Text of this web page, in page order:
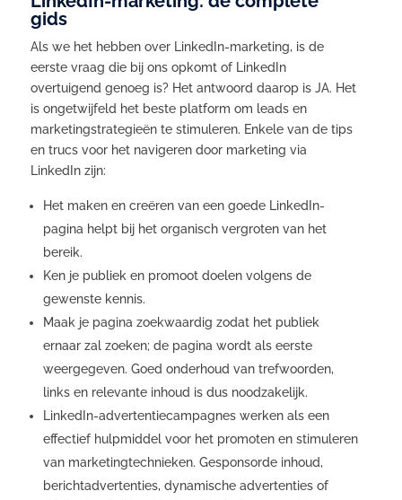
gids
Als we het hebben over LinkedIn-marketing, is de
eerste vraag die bij ons opkomt of LinkedIn
overtuigend genoeg is? Het antwoord daarop is JA. Het
is ongetwijfeld het beste platform om leads en
marketingstrategieën te stimuleren. Enkele van de tips
en trucs voor het navigeren door marketing via
LinkedIn zijn:
Het maken en creëren van een goede LinkedIn-
pagina helpt bij het organisch vergroten van het
bereik.
Ken je publiek en promoot doelen volgens de
gewenste kennis.
Maak je pagina zoekwaardig zodat het publiek
ernaar zal zoeken; de pagina wordt als eerste
weergegeven. Goed onderhoud van trefwoorden,
links en relevante inhoud is dus noodzakelijk.
LinkedIn-advertentiecampagnes werken als een
effectief hulpmiddel voor het promoten en stimuleren
van marketingtechnieken. Gesponsorde inhoud,
berichtadvertenties, dynamische advertenties of